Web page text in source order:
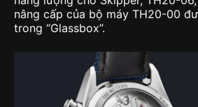
nâng cấp của bộ máy TH20-00
trong “Glassbox”.